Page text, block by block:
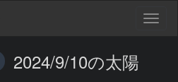
2024/9/10の太陽